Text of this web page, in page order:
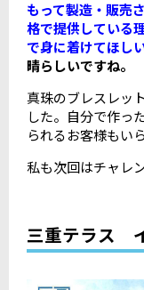
もって製造・販売
格で提供している
で身に着けてほし
晴らしいですね。
真珠のブレスレッ
した。自分で作っ
られるお客様もい
私も次回はチャレ
三重テラス